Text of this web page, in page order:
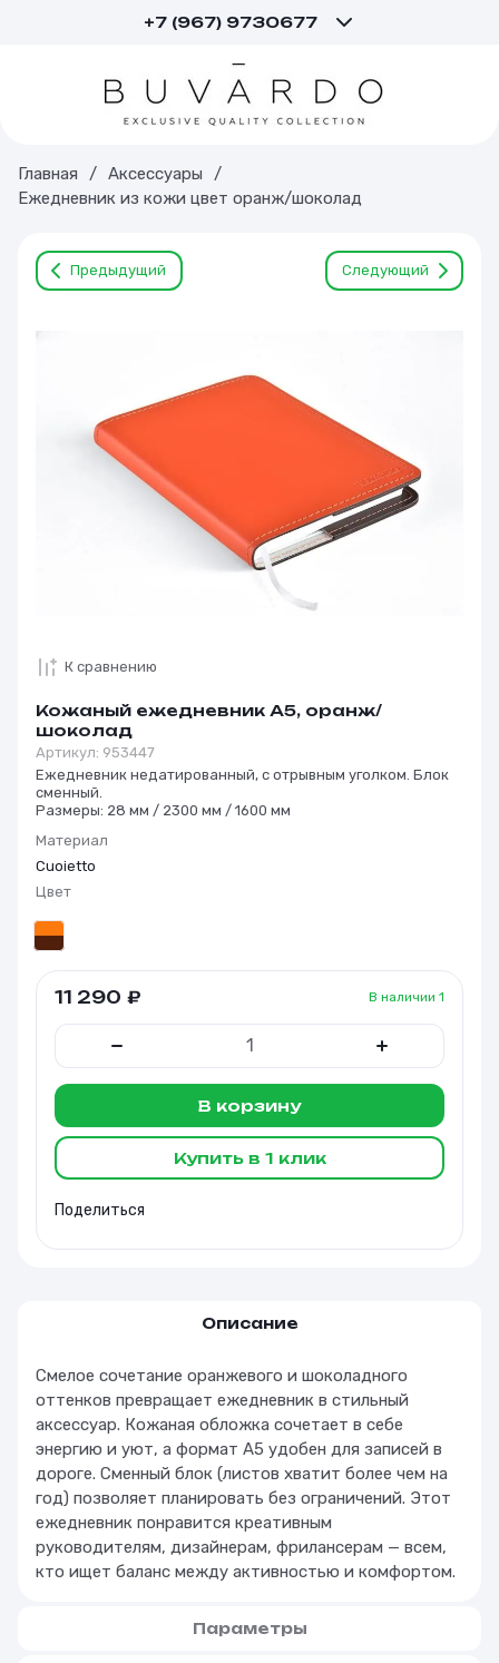
+7 (967) 9730677
Главная / Аксессуары
/
Ежедневник из кожи цвет оранж/шоколад
Предыдущий Следующий
Кожаный ежедневник А5, оранж/
шоколад
Артикул: 953447
Ежедневник недатированный, с отрывным уголком. Блок
сменный.
Размеры: 28 мм / 2300 мм / 1600 мм
Материал
Cuoietto
Цвет
В наличии 1
11 290 ₽
В корзину
Купить в 1 клик
К сравнению
Поделиться
Описание
Смелое сочетание оранжевого и шоколадного
оттенков превращает ежедневник в стильный
аксессуар. Кожаная обложка сочетает в себе
энергию и уют, а формат А5 удобен для записей в
дороге. Сменный блок (листов хватит более чем на
год) позволяет планировать без ограничений. Этот
ежедневник понравится креативным
руководителям, дизайнерам, фрилансерам — всем,
кто ищет баланс между активностью и комфортом.
Параметры